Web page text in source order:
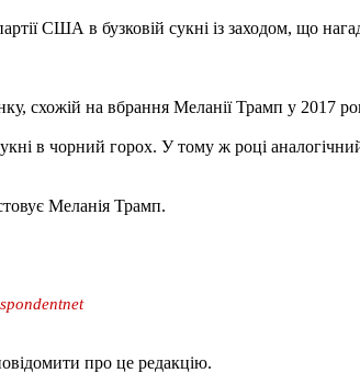
США в бузковій сукні із заходом, що
схожій на вбрання Меланії Трамп у 2017
в чорний горох. У тому ж році
Меланія Трамп.
про це редакцію.